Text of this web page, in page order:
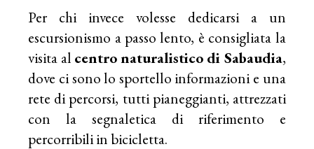
Per chi invece volesse dedicarsi a un
escursionismo a passo lento, è consigliata la
visita al centro naturalistico di Sabaudia,
dove ci sono lo sportello informazioni e una
rete di percorsi, tutti pianeggianti, attrezzati
con la segnaletica di riferimento e
percorribili in bicicletta.